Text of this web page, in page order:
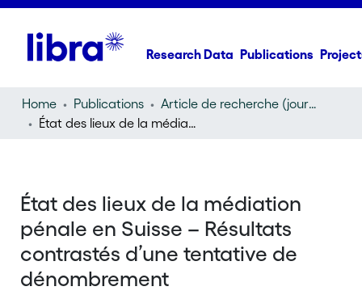
Research Data Publications
Home Publications
Article de recherche (journal article)
État des lieux de la médiation pénale en Suisse – Résultats contrastés d’une tentative de dénombrement
État des lieux de la médiation
pénale en Suisse – Résultats
contrastés d’une tentative de
dénombrement